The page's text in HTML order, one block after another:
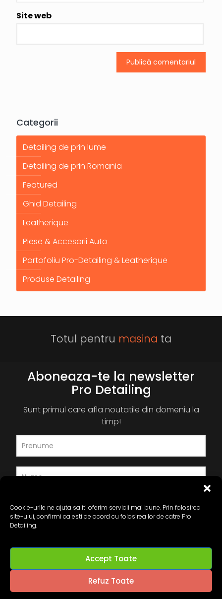
Cookie-urile ne ajuta sa iti oferim servicii mai bune. Prin folosirea
site-ului, confirmi ca esti de acord cu folosirea lor de catre Pro
Detailing.
Accept Toate
Refuz Toate
Site web
Categorii
Detailing de prin lume
Detailing de prin Romania
Featured
Ghid Detailing
Leatherique
Piese & Accesorii Auto
Portofoliu Pro-Detailing & Leatherique
Produse Detailing
Totul pentru masina ta
Aboneaza-te la newsletter
Pro Detailing
Sunt primul care afla noutatile din domeniu la
timp!